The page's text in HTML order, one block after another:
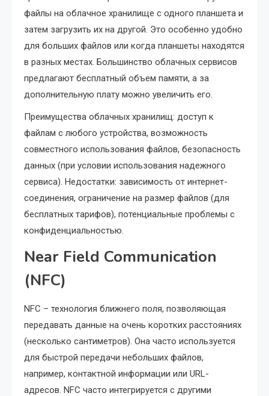
файлы на облачное хранилище с одного планшета и
затем загрузить их на другой. Это особенно удобно
для больших файлов или когда планшеты находятся
в разных местах. Большинство облачных сервисов
предлагают бесплатный объем памяти, а за
дополнительную плату можно увеличить его.
Преимущества облачных хранилищ: доступ к
файлам с любого устройства, возможность
совместного использования файлов, безопасность
данных (при условии использования надежного
сервиса). Недостатки: зависимость от интернет-
соединения, ограничение на размер файлов (для
бесплатных тарифов), потенциальные проблемы с
конфиденциальностью.
Near Field Communication
(NFC)
NFC – технология ближнего поля, позволяющая
передавать данные на очень коротких расстояниях
(несколько сантиметров). Она часто используется
для быстрой передачи небольших файлов,
например, контактной информации или URL-
адресов. NFC часто интегрируется с другими